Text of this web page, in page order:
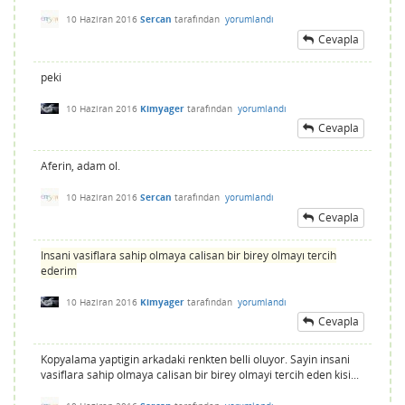
10 Haziran 2016 Sercan tarafından yorumlandı
Cevapla
peki
10 Haziran 2016 Kimyager tarafından yorumlandı
Cevapla
Aferin, adam ol.
10 Haziran 2016 Sercan tarafından yorumlandı
Cevapla
Insani vasiflara sahip olmaya calisan bir birey olmayı tercih
ederim
10 Haziran 2016 Kimyager tarafından yorumlandı
Cevapla
Kopyalama yaptigin arkadaki renkten belli oluyor. Sayin insani
vasiflara sahip olmaya calisan bir birey olmayi tercih eden kisi...